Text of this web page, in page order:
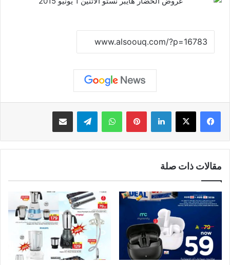
لينكدإن بينتيريستواتساب تيلقرام مشاركة عبر البريد
مقالات ذات صلة